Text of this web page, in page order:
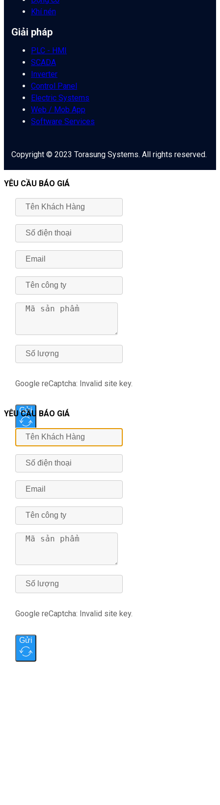
Khí nén
Giải pháp
PLC - HMI
SCADA
Inverter
Control Panel
Electric Systems
Web / Mob App
Software Services
Copyright © 2023 Torasung Systems. All rights reserved.
YÊU CẦU BÁO GIÁ
Google reCaptcha: Invalid site key.
Gửi
YÊU CẦU BÁO GIÁ
Google reCaptcha: Invalid site key.
Gửi